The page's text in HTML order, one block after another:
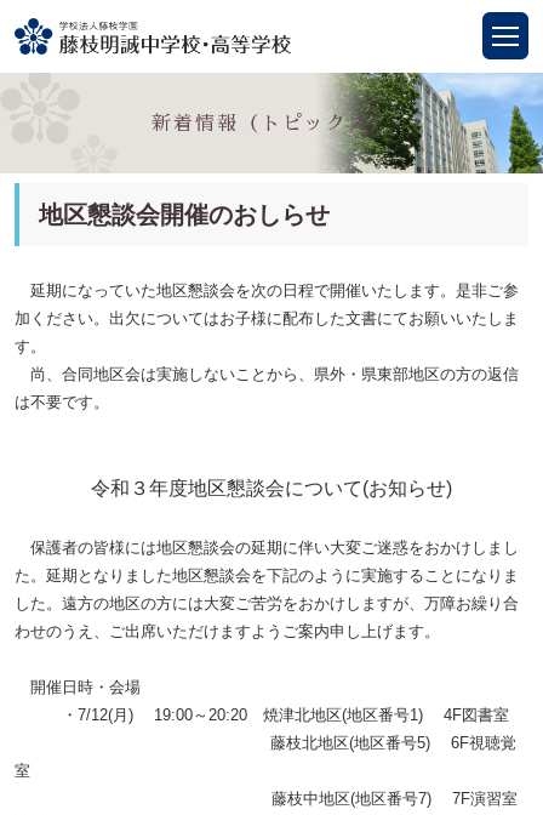
新着情報（トピックス）
地区懇談会開催のおしらせ
延期になっていた地区懇談会を次の日程で開催いたします。是非ご参
加ください。出欠についてはお子様に配布した文書にてお願いいたしま
す。
尚、合同地区会は実施しないことから、県外・県東部地区の方の返信
は不要です。
令和３年度地区懇談会について(お知らせ)
保護者の皆様には地区懇談会の延期に伴い大変ご迷惑をおかけしまし
た。延期となりました地区懇談会を下記のように実施することになりま
した。遠方の地区の方には大変ご苦労をおかけしますが、万障お繰り合
わせのうえ、ご出席いただけますようご案内申し上げます。
開催日時・会場
・ 7/12(月 ) 19:00～ 20:20 焼津北地区(地区番号1) 4F図書室
藤枝北地区(地区番号5) 6F視聴覚
室
藤枝中地区(地区番号7) 7F演習室